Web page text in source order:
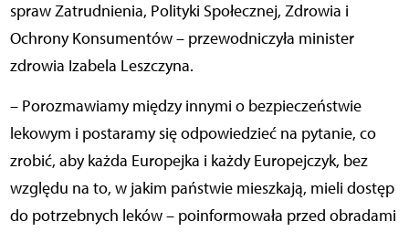
spraw Zatrudnienia, Polityki Społecznej, Zdrowia i
Ochrony Konsumentów – przewodniczyła minister
zdrowia Izabela Leszczyna.
– Porozmawiamy między innymi o bezpieczeństwie
lekowym i postaramy się odpowiedzieć na pytanie, co
zrobić, aby każda Europejka i każdy Europejczyk, bez
względu na to, w jakim państwie mieszkają, mieli dostęp
do potrzebnych leków – poinformowała przed obradami